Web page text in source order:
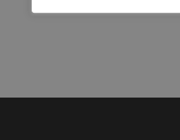
cours des prochains jours
fortement exposés à la